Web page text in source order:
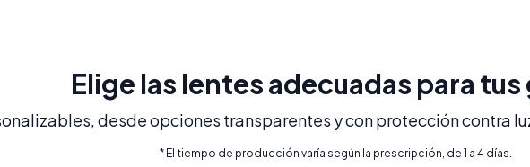
Elige las lentes adecuadas para tus
desde opciones transparentes y con protección contra
* El tiempo de producción varía según la prescripción, de 1 a 4 días.